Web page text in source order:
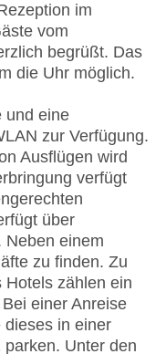
im
vom
begrüßt. Das
die Uhr möglich.
und eine
zur Verfügung.
Ausflügen wird
verfügt
über
Neben einem
zu finden. Zu
zählen ein
einer Anreise
dieses in einer
Unter den